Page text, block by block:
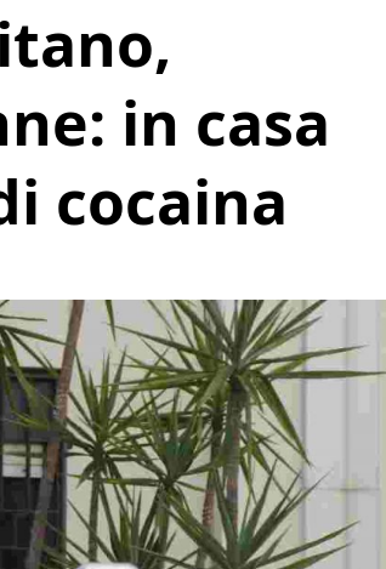
in casa
cocaina